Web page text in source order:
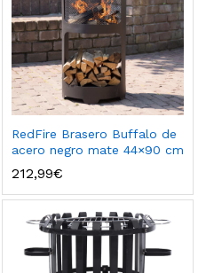
RedFire Brasero Buffalo de
acero negro mate 44×90 cm
212,99€